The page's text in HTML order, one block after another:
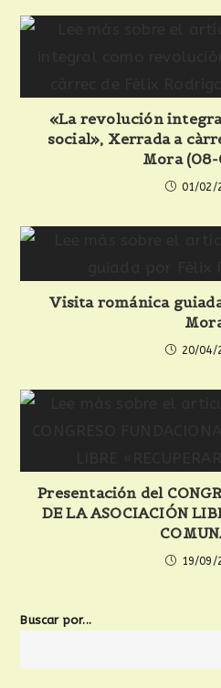
«La revolución
social», Xerrada a
Mora
01/02/
Visita románica
20/04/
Presentación del
DE LA ASOCIACIÓN
19/09/
Buscar por...